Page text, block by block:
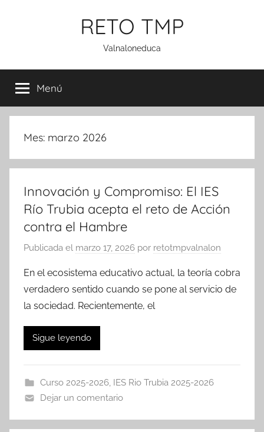
RETO TMP
Valnaloneduca
Menú
Mes: marzo 2026
Innovación y Compromiso: El IES
Río Trubia acepta el reto de Acción
contra el Hambre
Publicada el marzo 17, 2026 por retotmpvalnalon
En el ecosistema educativo actual, la teoría cobra
verdadero sentido cuando se pone al servicio de
la sociedad. Recientemente, el
Sigue leyendo
Curso 2025-2026, IES Rio Trubia 2025-2026
Dejar un comentario